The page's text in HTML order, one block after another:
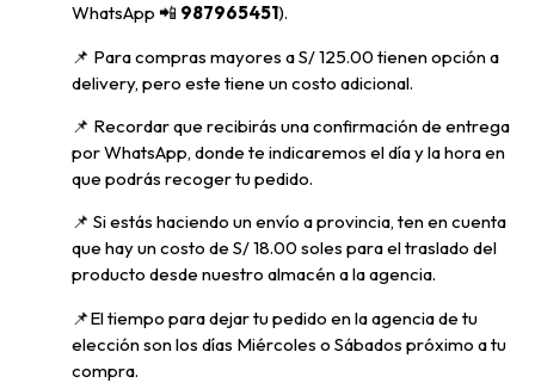
WhatsApp 📲 987965451).
📌 Para compras mayores a S/ 125.00 tienen opción a
delivery, pero este tiene un costo adicional.
📌 Recordar que recibirás una confirmación de entrega
por WhatsApp, donde te indicaremos el día y la hora en
que podrás recoger tu pedido.
📌 Si estás haciendo un envío a provincia, ten en cuenta
que hay un costo de S/ 18.00 soles para el traslado del
producto desde nuestro almacén a la agencia.
📌El tiempo para dejar tu pedido en la agencia de tu
elección son los días Miércoles o Sábados próximo a tu
compra.